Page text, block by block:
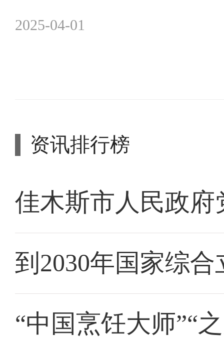
2025-04-01
资讯排行榜
佳木斯市人民政
到2030年国家综
“中国烹饪大师”“